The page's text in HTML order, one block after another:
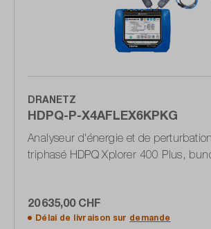
DRANETZ
HDPQ-P-X4AFLEX6KPKG
Analyseur d'énergie et de
triphasé HDPQ Xplorer 400 Plus,
20 635,00 CHF
Délai de livraison sur demande